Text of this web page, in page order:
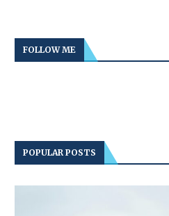
FOLLOW ME
POPULAR POSTS